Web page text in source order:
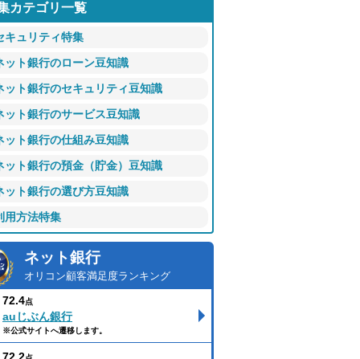
カテゴリ一覧
キュリティ特集
ット銀行のローン豆知識
ット銀行のセキュリティ豆知識
ット銀行のサービス豆知識
ット銀行の仕組み豆知識
ット銀行の預金（貯金）豆知識
ット銀行の選び方豆知識
用方法特集
ネット銀行
オリコン顧客満足度ランキング
72.4点
auじぶん銀行
※公式サイトへ遷移します。